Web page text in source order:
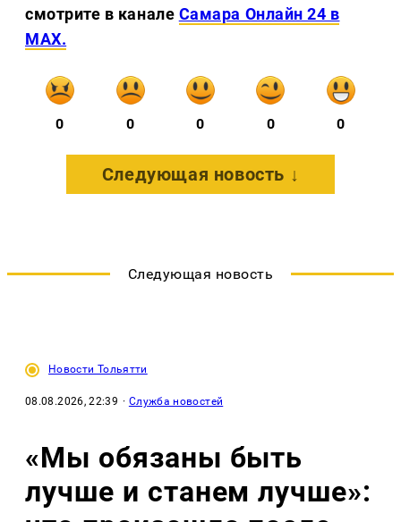
смотрите в канале Самара Онлайн 24 в
MAX.
0 0 0 0 0
Следующая новость ↓
Следующая новость
Новости Тольятти
08.08.2026, 22:39 · Служба новостей
«Мы обязаны быть
лучше и станем лучше»: